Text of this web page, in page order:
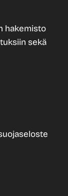
hakemisto
sekä